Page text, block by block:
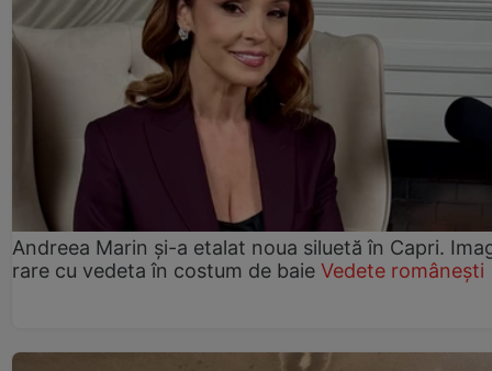
Andreea Marin și-a etalat noua siluetă în Capri.
rare cu vedeta în costum de baie Vedete românești